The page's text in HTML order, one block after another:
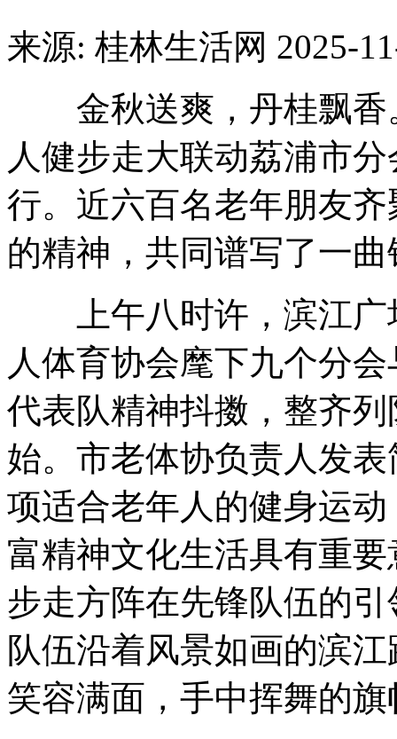
来源: 桂林生活网 2025-
金秋送爽，丹桂飘香
人健步走大联动荔浦市
行。近六百名老年朋友
的精神，共同谱写了一
上午八时许，滨江广
人体育协会麾下九个分
代表队精神抖擞，整齐
始。市老体协负责人发
项适合老年人的健身运
富精神文化生活具有重
步走方阵在先锋队伍的
队伍沿着风景如画的滨
笑容满面，手中挥舞的